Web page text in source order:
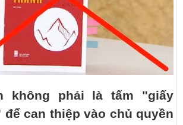
không phải là tấm "giấy
can thiệp vào chủ quyền